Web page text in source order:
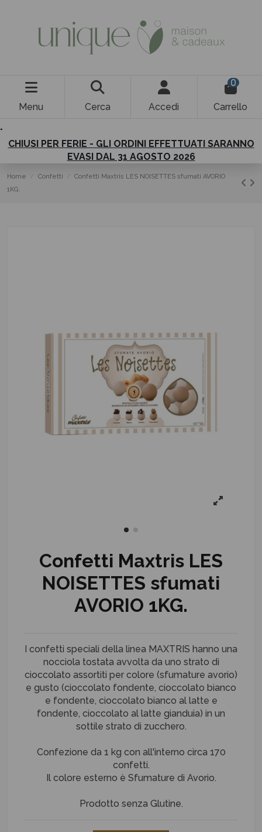
Menu Cerca Accedi
0
Carrello
.
CHIUSI PER FERIE - GLI ORDINI EFFETTUATI SARANNO
EVASI DAL 31 AGOSTO 2026
Home Confetti
Confetti Maxtris LES NOISETTES sfumati AVORIO
1KG.
Confetti Maxtris LES
NOISETTES sfumati
AVORIO 1KG.
I confetti speciali della linea MAXTRIS hanno una
nocciola tostata avvolta da uno strato di
cioccolato assortiti per colore (sfumature avorio)
e gusto (cioccolato fondente, cioccolato bianco
e fondente, cioccolato bianco al latte e
fondente, cioccolato al latte gianduia) in un
sottile strato di zucchero.
Confezione da 1 kg con all'interno circa 170
confetti.
Il colore esterno è Sfumature di Avorio.
Prodotto senza Glutine.